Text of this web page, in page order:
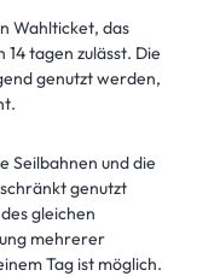
Wahlticket, das
tagen zulässt. Die
genutzt werden,
Seilbahnen und die
genutzt
gleichen
mehrerer
Tag ist möglich.